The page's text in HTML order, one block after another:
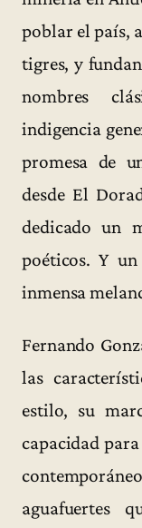
poblar el país,
tigres, y
nombres
indigencia
promesa de
desde El
dedicado un
poéticos. Y
inmensa
Fernando
las
estilo, su
capacidad
aguafuertes